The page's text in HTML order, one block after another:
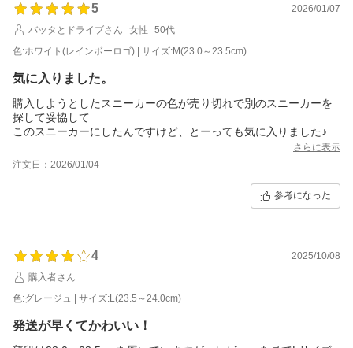
5
2026/01/07
バッタとドライブさん
女性
50代
色:ホワイト(レインボーロゴ) | サイズ:M(23.0～23.5cm)
気に入りました。
購入しようとしたスニーカーの色が売り切れで別のスニーカーを
探して妥協して
このスニーカーにしたんですけど、とーっても気に入りました♪
さらに表示
注文日：2026/01/04
参考になった
4
2025/10/08
購入者さん
色:グレージュ | サイズ:L(23.5～24.0cm)
発送が早くてかわいい！